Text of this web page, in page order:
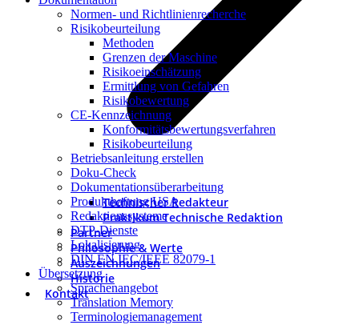
Technischer Redakteur
Praktikum Technische Redaktion
Partner
Philosophie & Werte
Auszeichnungen
Historie
Kontakt
Normen- und Richtlinienrecherche
Risikobeurteilung
Methoden
Grenzen der Maschine
Risikoeinschätzung
Ermittlung von Gefahren
Risikobewertung
CE-Kennzeichnung
Konformitätsbewertungsverfahren
Risikobeurteilung
Betriebsanleitung erstellen
Doku-Check
Dokumentationsüberarbeitung
Produkthaftung USA
Redaktionssysteme
DTP-Dienste
Lokalisierung
DIN EN IEC/IEEE 82079-1
Übersetzung
Sprachenangebot
Translation Memory
Terminologiemanagement